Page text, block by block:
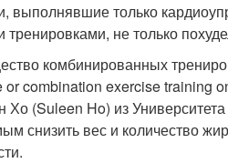
выполнявшие только
не только
комбинированных
or combination exercise training
Хо (Suleen Ho) из
снизить вес и количество